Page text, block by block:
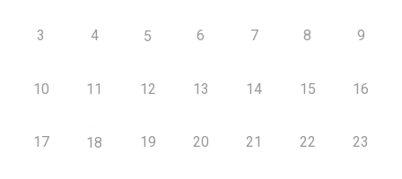
3 4 5 6 7 8 9
10 11 12 13 14 15 16
17 18 19 20 21 22 23